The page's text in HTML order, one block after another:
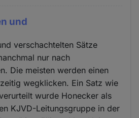
und
verschachtelten Sätze
nur nach
Die meisten werden einen
wegklicken. Ein Satz wie
wurde Honecker als
KJVD-Leitungsgruppe in der